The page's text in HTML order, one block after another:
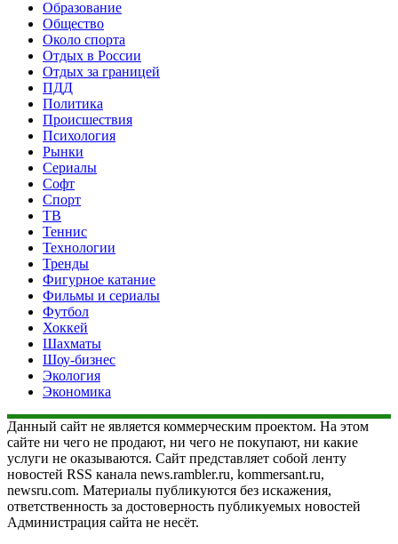
Образование
Общество
Около спорта
Отдых в России
Отдых за границей
ПДД
Политика
Происшествия
Психология
Рынки
Сериалы
Софт
Спорт
ТВ
Теннис
Технологии
Тренды
Фигурное катание
Фильмы и сериалы
Футбол
Хоккей
Шахматы
Шоу-бизнес
Экология
Экономика
Данный сайт не является коммерческим проектом. На этом
сайте ни чего не продают, ни чего не покупают, ни какие
услуги не оказываются. Сайт представляет собой ленту
новостей RSS канала news.rambler.ru, kommersant.ru,
newsru.com. Материалы публикуются без искажения,
ответственность за достоверность публикуемых новостей
Администрация сайта не несёт.